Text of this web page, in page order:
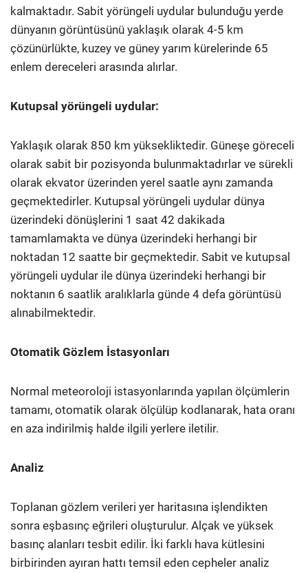
kalmaktadır. Sabit yörüngeli uydular bulunduğu yerde
dünyanın görüntüsünü yaklaşık olarak 4-5 km
çözünürlükte, kuzey ve güney yarım kürelerinde 65
enlem dereceleri arasında alırlar.
Kutupsal yörüngeli uydular:
Yaklaşık olarak 850 km yüksekliktedir. Güneşe göreceli
olarak sabit bir pozisyonda bulunmaktadırlar ve sürekli
olarak ekvator üzerinden yerel saatle aynı zamanda
geçmektedirler. Kutupsal yörüngeli uydular dünya
üzerindeki dönüşlerini 1 saat 42 dakikada
tamamlamakta ve dünya üzerindeki herhangi bir
noktadan 12 saatte bir geçmektedir. Sabit ve kutupsal
yörüngeli uydular ile dünya üzerindeki herhangi bir
noktanın 6 saatlik aralıklarla günde 4 defa görüntüsü
alınabilmektedir.
Otomatik Gözlem İstasyonları
Normal meteoroloji istasyonlarında yapılan ölçümlerin
tamamı, otomatik olarak ölçülüp kodlanarak, hata oranı
en aza indirilmiş halde ilgili yerlere iletilir.
Analiz
Toplanan gözlem verileri yer haritasına işlendikten
sonra eşbasınç eğrileri oluşturulur. Alçak ve yüksek
basınç alanları tesbit edilir. İki farklı hava kütlesini
birbirinden ayıran hattı temsil eden cepheler analiz